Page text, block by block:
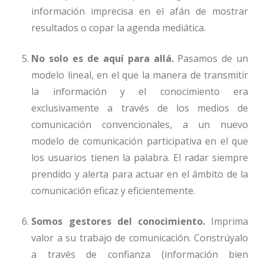
información imprecisa en el afán de mostrar
resultados o copar la agenda mediática.
No solo es de aquí para allá.Pasamos de un
modelo lineal, en el que la manera de transmitir
la información y el conocimiento era
exclusivamente a través de los medios de
comunicación convencionales, a un nuevo
modelo de comunicación participativa en el que
los usuarios tienen la palabra. El radar siempre
prendido y alerta para actuar en el ámbito de la
comunicación eficaz y eficientemente.
Somos gestores del conocimiento.Imprima
valor a su trabajo de comunicación. Constrúyalo
a través de confianza (información bien